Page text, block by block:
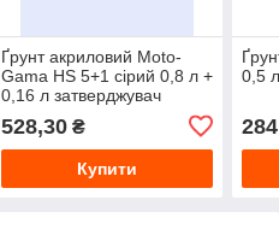
Ґрунт акриловий Moto-
Gama HS 5+1 сірий 0,8 л +
0,16 л затверджувач
528,30₴
Купити
0,5